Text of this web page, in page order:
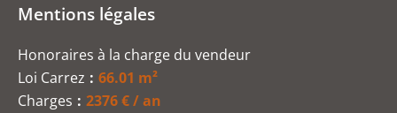
Mentions légales
Honoraires à la charge du vendeur
Loi Carrez
66.01 m²
Charges
2376 € / an